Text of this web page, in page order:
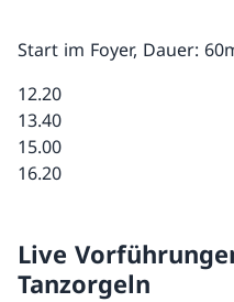
Start im Foyer, Dauer:
12.20
13.40
15.00
16.20
Live
Tanzorgeln